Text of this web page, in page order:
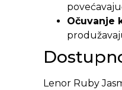
Očuvanje
Lenor Ruby